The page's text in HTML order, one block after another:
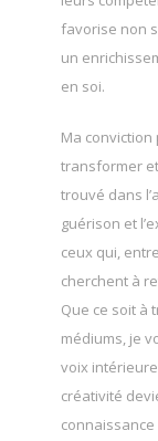
favorise non
un
en soi.
Ma
transformer
trouvé dans
guérison et
ceux qui,
cherchent à
Que ce soit à
médiums, je
voix
créativité
connaissance